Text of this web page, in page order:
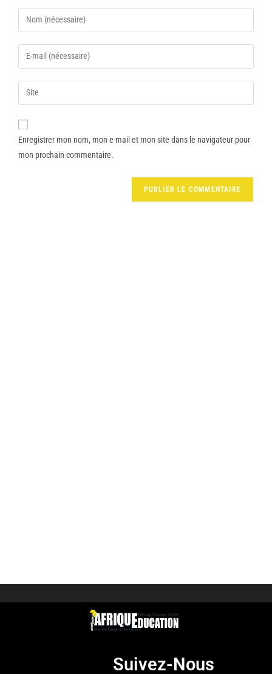
Enregistrer mon nom, mon e-mail et mon site dans le navigateur pour
mon prochain commentaire.
Suivez-Nous